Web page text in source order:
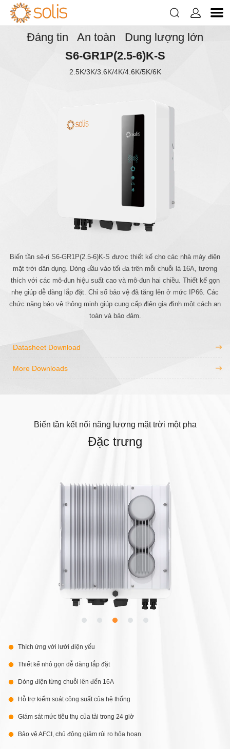
 
Đáng tin An toàn Dung lượng lớn
S6-GR1P(2.5-6)K-S
2.5K/3K/3.6K/4K/4.6K/5K/6K
Biến tần sê-ri S6-GR1P(2.5-6)K-S được thiết kế cho các nhà máy điện
mặt trời dân dụng. Dòng đầu vào tối đa trên mỗi chuỗi là 16A, tương
thích với các mô-đun hiệu suất cao và mô-đun hai chiều. Thiết kế gọn
nhẹ giúp dễ dàng lắp đặt. Chỉ số bảo vệ đã tăng lên ở mức IP66. Các
chức năng bảo vệ thông minh giúp cung cấp điện gia đình một cách an
toàn và bảo đảm.
Datasheet Download
More Downloads
Biến tần kết nối năng lượng mặt trời một pha
Đặc trưng
Thích ứng với lưới điện yếu
Thiết kế nhỏ gọn dễ dàng lắp đặt
Dòng điện từng chuỗi lên đến 16A
Hỗ trợ kiểm soát công suất của hệ thống
Giám sát mức tiêu thụ của tải trong 24 giờ
Bảo vệ AFCI, chủ động giảm rủi ro hỏa hoạn